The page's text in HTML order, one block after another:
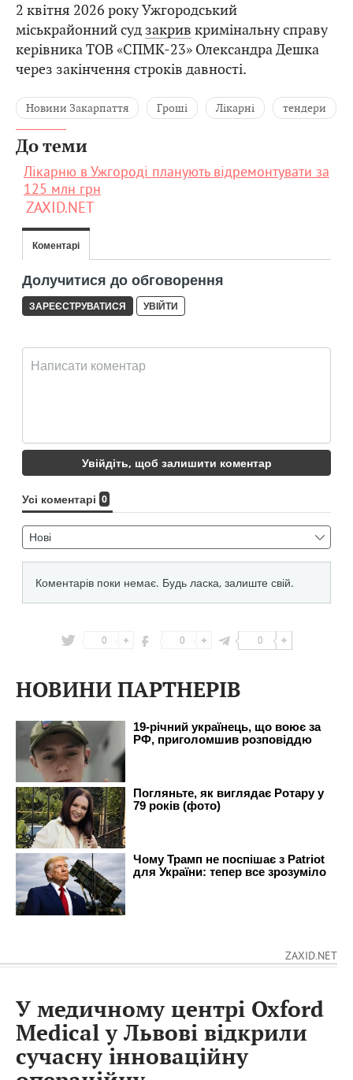
2 квітня 2026 року Ужгородський
міськрайонний суд закрив кримінальну справу
керівника ТОВ «СПМК-23» Олександра Дешка
через закінчення строків давності.
Новини Закарпаття Гроші Лікарні тендери
До теми
Лікарню в Ужгороді планують відремонтувати за
125 млн грн
ZAXID.NET
0 0 0
НОВИНИ ПАРТНЕРІВ
ZAXID.NET
У медичному центрі Oxford
Medical у Львові відкрили
сучасну інноваційну